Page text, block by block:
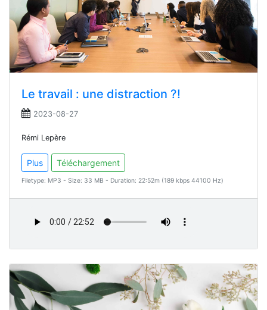
Le travail : une distraction ?!
2023-08-27
Rémi Lepère
Plus Téléchargement
Filetype: MP3 - Size: 33 MB - Duration: 22:52m (189 kbps 44100 Hz)